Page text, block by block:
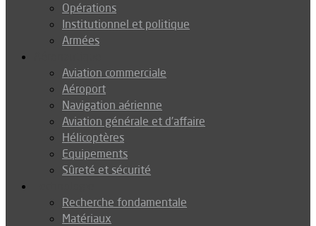
Opérations
Institutionnel et politique
Armées
Aviation commerciale
Aéroport
Navigation aérienne
Aviation générale et d’affaire
Hélicoptères
Equipements
Sûreté et sécurité
Recherche fondamentale
Matériaux